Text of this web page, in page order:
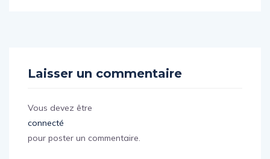
Laisser un commentaire
Vous devez être
connecté
pour poster un commentaire.